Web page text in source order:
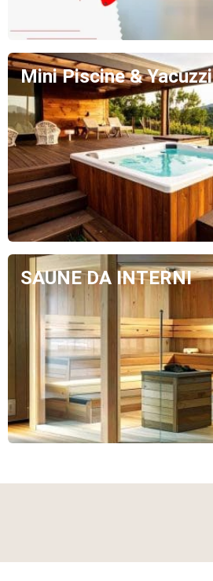
Mini Piscine & Yacuzzi
SAUNE DA INTERNI